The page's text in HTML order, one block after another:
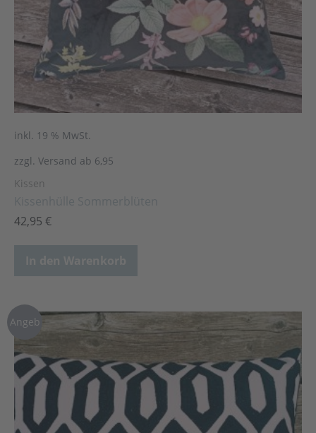
inkl. 19 % MwSt.
zzgl. Versand ab 6,95
Kissen
42,95 €
Angeb
ot!